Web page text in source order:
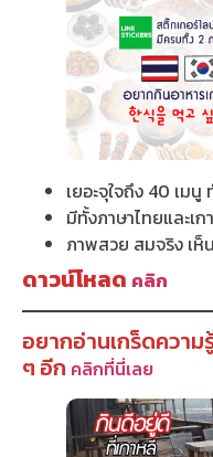
เยอะจุใจถึง 40 เม
มีทั้งภาษาไทยและเ
ภาพสวย สมจริง เห็
ดาวน์โหลด คลิก
อยากอ่านเกร็ดความ
ๆ อีก คลิกที่นี่เลย